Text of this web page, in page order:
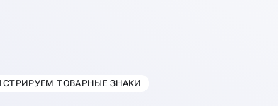
БРЕНДАМ
ТОВАРНЫЕ ЗНАКИ